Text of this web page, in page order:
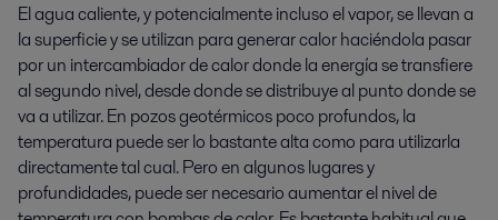
El agua caliente, y potencialmente incluso el vapor, se llevan a
la superficie y se utilizan para generar calor haciéndola pasar
por un intercambiador de calor donde la energía se transfiere
al segundo nivel, desde donde se distribuye al punto donde se
va a utilizar. En pozos geotérmicos poco profundos, la
temperatura puede ser lo bastante alta como para utilizarla
directamente tal cual. Pero en algunos lugares y
profundidades, puede ser necesario aumentar el nivel de